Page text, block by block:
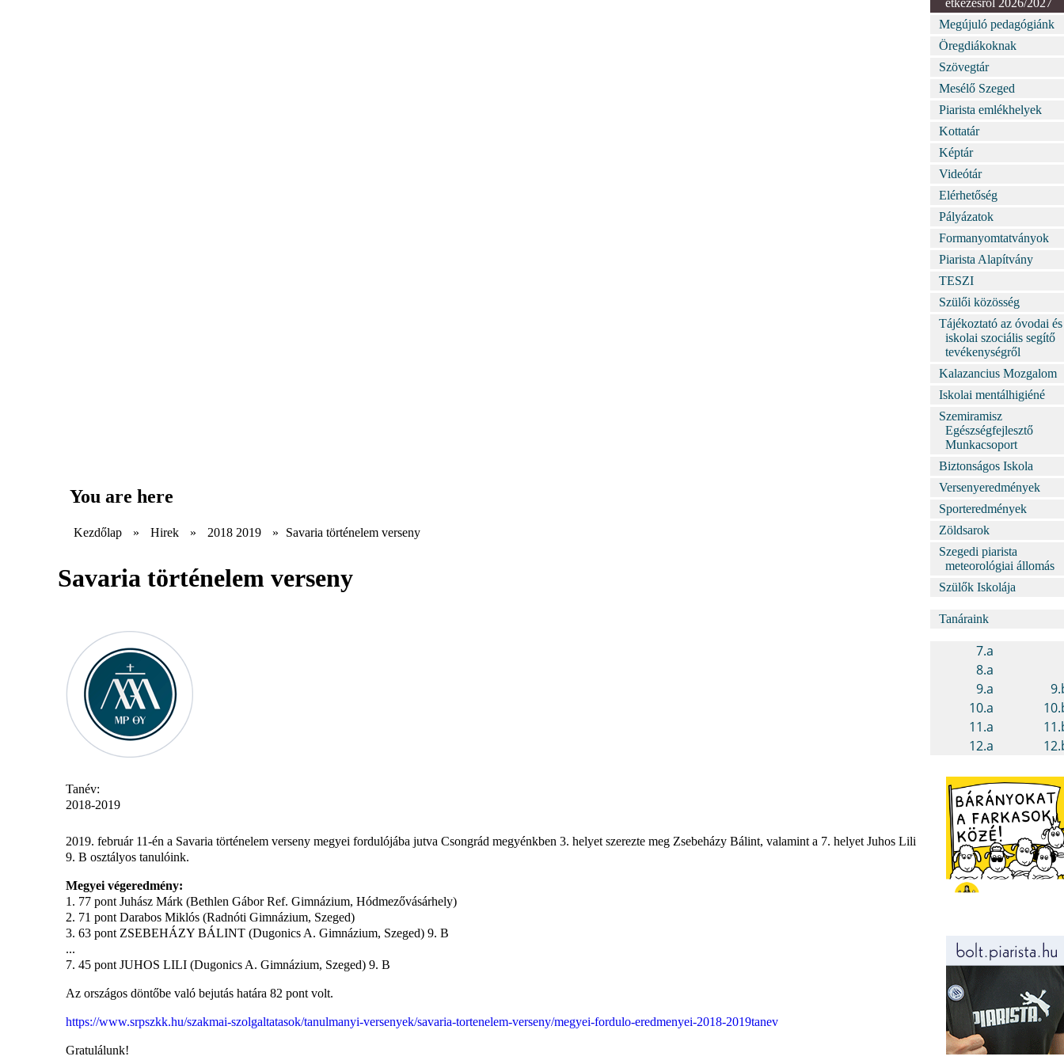
You are here
Kezdőlap » Hirek » 2018 2019 » Savaria történelem verseny
Savaria történelem verseny
Tanév:
2018-2019
2019. február 11-én a Savaria történelem verseny megyei fordulójába jutva Csongrád megyénkben 3. helyet szerezte meg Zsebeházy Bálint, valamint a 7. helyet Juhos Lili
9. B osztályos tanulóink.
Megyei végeredmény:
1. 77 pont Juhász Márk (Bethlen Gábor Ref. Gimnázium, Hódmezővásárhely)
2. 71 pont Darabos Miklós (Radnóti Gimnázium, Szeged)
3. 63 pont ZSEBEHÁZY BÁLINT (Dugonics A. Gimnázium, Szeged) 9. B
...
7. 45 pont JUHOS LILI (Dugonics A. Gimnázium, Szeged) 9. B
Az országos döntőbe való bejutás határa 82 pont volt.
https://www.srpszkk.hu/szakmai-szolgaltatasok/tanulmanyi-versenyek/savaria-tortenelem-verseny/megyei-fordulo-eredmenyei-2018-2019tanev
Gratulálunk!
étkezésről 2026/2027
Megújuló pedagógiánk
Öregdiákoknak
Szövegtár
Mesélő Szeged
Piarista emlékhelyek
Kottatár
Képtár
Videótár
Elérhetőség
Pályázatok
Formanyomtatványok
Piarista Alapítvány
TESZI
Szülői közösség
Tájékoztató az óvodai és
iskolai szociális segítő
tevékenységről
Kalazancius Mozgalom
Iskolai mentálhigiéné
Szemiramisz
Egészségfejlesztő
Munkacsoport
Biztonságos Iskola
Versenyeredmények
Sporteredmények
Zöldsarok
Szegedi piarista
meteorológiai állomás
Szülők Iskolája
Tanáraink